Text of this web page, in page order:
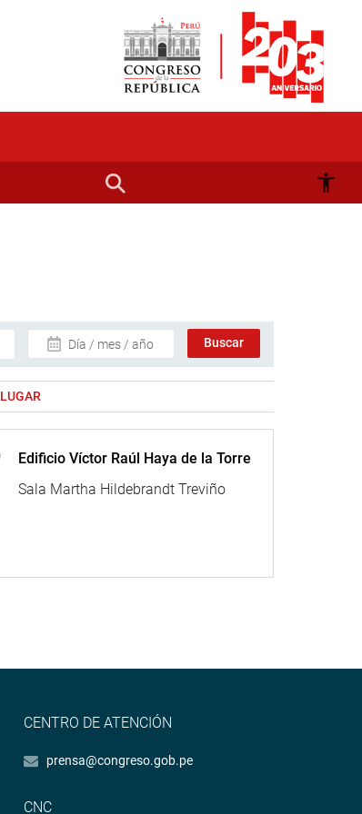
Día / mes / año
LUGAR
Edificio Víctor Raúl Haya de la Torre
Sala Martha Hildebrandt Treviño
CENTRO DE ATENCIÓN
prensa@congreso.gob.pe
CNC